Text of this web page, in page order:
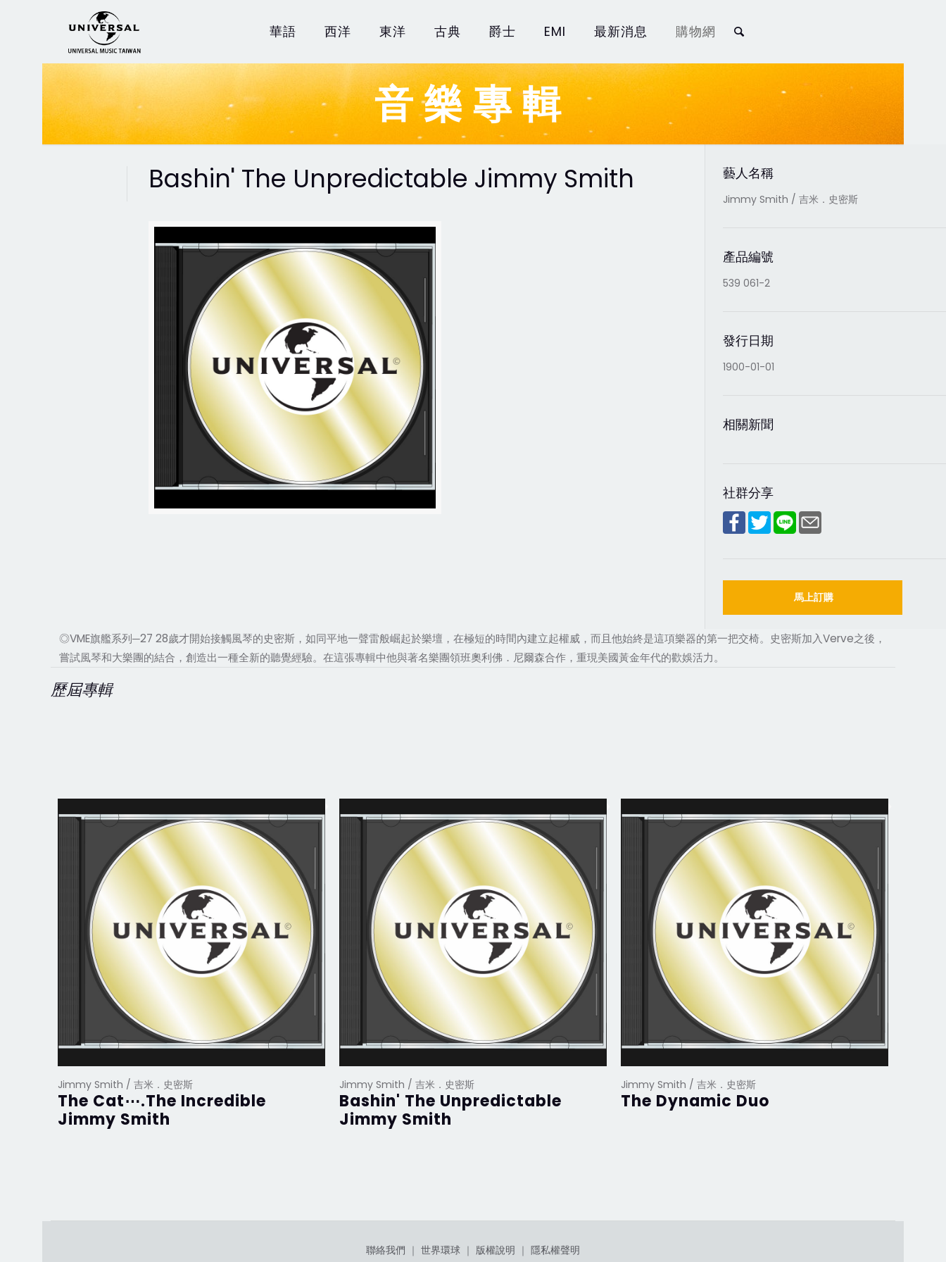
華語 西洋 東洋 古典 爵士 EMI 最新消息 購物網
音樂專輯
Bashin' The Unpredictable Jimmy Smith 藝人名稱
Jimmy Smith / 吉米．史密斯
產品編號
539 061-2
發行日期
1900-01-01
相關新聞
社群分享
馬上訂購
◎VME旗艦系列─27 28歲才開始接觸風琴的史密斯，如同平地一聲雷般崛起於樂壇，在極短的時間內建立起權威，而且他始終是這項樂器的第一把交椅。史密斯加入Verve之後，
嘗試風琴和大樂團的結合，創造出一種全新的聽覺經驗。在這張專輯中他與著名樂團領班奧利佛．尼爾森合作，重現美國黃金年代的歡娛活力。
歷屆專輯
Jimmy Smith / 吉米．史密斯
The Cat⋯.The Incredible
Jimmy Smith
Jimmy Smith / 吉米．史密斯
Bashin' The Unpredictable
Jimmy Smith
Jimmy Smith / 吉米．史密斯
The Dynamic Duo
聯絡我們 ｜ 世界環球｜ 版權說明 ｜ 隱私權聲明